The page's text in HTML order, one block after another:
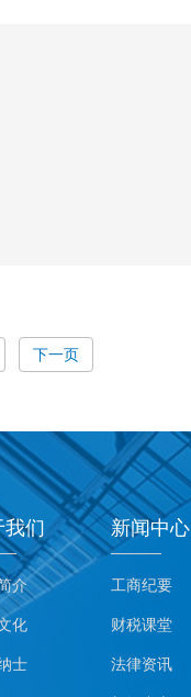
下一页
我们
介
化
士
新闻中心
工商纪要
财税课堂
法律资讯